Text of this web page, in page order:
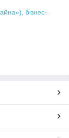
бізнес-